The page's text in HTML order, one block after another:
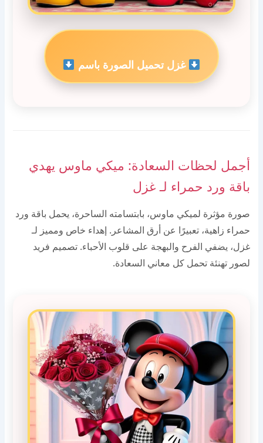
غزل تحميل الصورة باسم
أجمل لحظات السعادة: ميكي ماوس يهدي
باقة ورد حمراء لـ غزل
صورة مؤثرة لميكي ماوس، بابتسامته الساحرة، يحمل باقة ورد
حمراء زاهية، تعبيرًا عن أرق المشاعر. إهداء خاص ومميز لـ
غزل، يضفي الفرح والبهجة على قلوب الأحباء. تصميم فريد
لصور تهنئة تحمل كل معاني السعادة.